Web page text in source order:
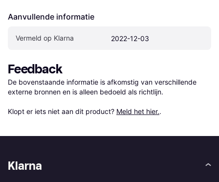
Aanvullende informatie
Vermeld op Klarna 2022-12-03
Feedback
De bovenstaande informatie is afkomstig van verschillende
externe bronnen en is alleen bedoeld als richtlijn.
Klopt er iets niet aan dit product? Meld het hier..
Klarna